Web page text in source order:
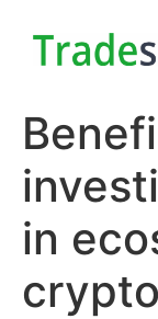
in
crypto